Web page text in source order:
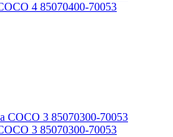
4 85070400-70053
3 85070300-70053